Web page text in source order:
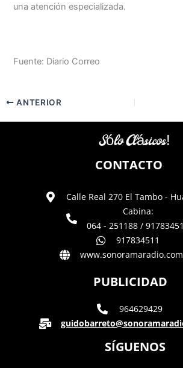
una atención especializada.
Fuente: Diario Correo
ANTERIOR
Sólo Clásicos!
CONTACTO
Calle Real 270 El Tambo -
Cabina:
064 - 251188 /
917834511
PUBLICIDAD
964629429
SÍGUENOS